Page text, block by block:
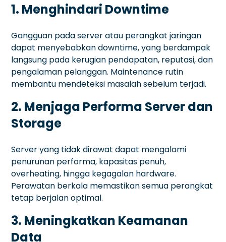
1. Menghindari Downtime
Gangguan pada server atau perangkat jaringan
dapat menyebabkan downtime, yang berdampak
langsung pada kerugian pendapatan, reputasi, dan
pengalaman pelanggan. Maintenance rutin
membantu mendeteksi masalah sebelum terjadi.
2. Menjaga Performa Server dan
Storage
Server yang tidak dirawat dapat mengalami
penurunan performa, kapasitas penuh,
overheating, hingga kegagalan hardware.
Perawatan berkala memastikan semua perangkat
tetap berjalan optimal.
3. Meningkatkan Keamanan
Data